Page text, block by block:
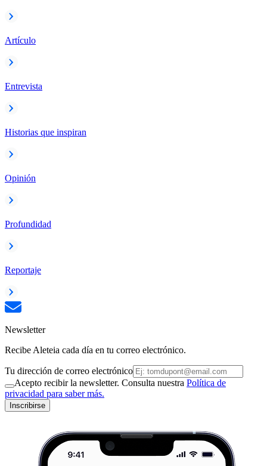
Artículo
Entrevista
Historias que inspiran
Opinión
Profundidad
Reportaje
Newsletter
Recibe Aleteia cada día en tu correo electrónico.
Tu dirección de correo electrónico
Acepto recibir la newsletter. Consulta nuestra Política de
privacidad para saber más.
Inscribirse